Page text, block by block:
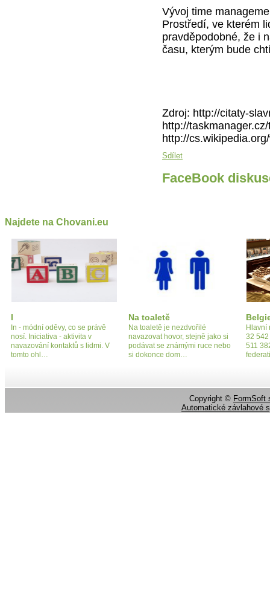
Vývoj time
Prostředí, ve kterém
pravděpodobné, že i
času, kterým bude
Zdroj: http://citaty-
http://
http://
Sdílet
FaceBook
Najdete na Chovani.eu
I
In - módní oděvy, co se právě
nosí. Iniciativa - aktivita v
navazování kontaktů s lidmi. V
tomto ohl…
Na toaletě
Na toaletě je nezdvořilé
navazovat hovor, stejně jako si
podávat se známými ruce nebo
si dokonce dom…
Hlavní
32 542
511
Copyright © FormSoft
Automatické závlahové